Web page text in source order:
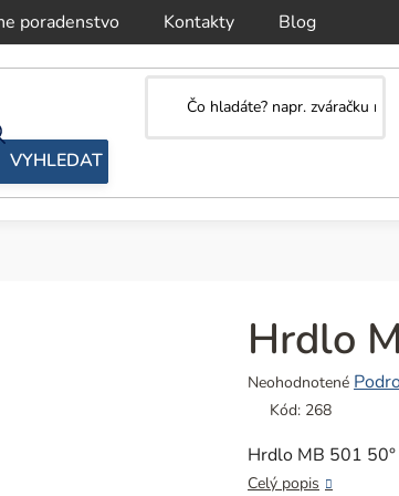
poradenstvo Kontakty Blog
Hrdlo
Priemerné
hodnotenie
je
0,0
Neohodnotené
Kód: 268
Hrdlo MB 501
Celý popis